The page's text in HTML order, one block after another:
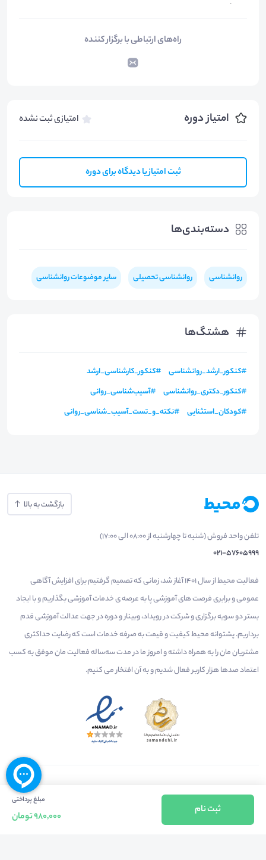
راه‌های ارتباطی با برگزار کننده
امتیاز دوره امتیازی ثبت نشده
ثبت امتیاز یا دیدگاه برای دوره
دسته‌بندی‌ها
روانشناسی روانشناسی تحصیلی سایر موضوعات روانشناسی
هشتگ‌ها
#کنکور_ارشد_روانشناسی #کنکور_کارشناسی_ارشد
#کنکور_دکتری_روانشناسی #آسیب‌شناسی_روانی
#کودکان_استثنایی #نکته_و_تست_آسیب_شناسی_روانی
مبلغ پرداختی
980,000 تومان
ثبت نام
بازگشت به بالا
تلفن واحد فروش (شنبه تا چهارشنبه از 08:00 الی 17:00)
021-57605999
فعالیت محیط از سال 1401 آغاز شد، زمانی که تصمیم گرفتیم برای افزایش آگاهی
عمومی و برابری فرصت های آموزشی پا به عرصه ی خدمات آموزشی بگذاریم و با ایجاد
بستر دو سویه برگزاری و شرکت در رویداد، وبینار و دوره در جهت عدالت آموزشی قدم
برداریم. پشتوانه محیط کیفیت و قیمت به صرفه خدمات است که رضایت حداکثری
مشتریان مان را به همراه داشته و امروز ما در مدت سه‌ساله فعالیت مان موفق به کسب
اعتماد صدها هزار کاربر فعال شدیم و به آن افتخار می‌ کنیم.
راهنمای استفاده
استعلام گواهینامه